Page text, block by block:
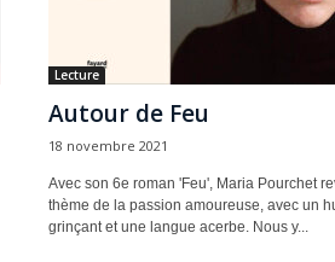
Lecture
Autour de Feu
18 novembre 2021
Avec son 6e roman 'Feu', Maria Pourchet
thème de la passion amoureuse, avec un
grinçant et une langue acerbe. Nous y...